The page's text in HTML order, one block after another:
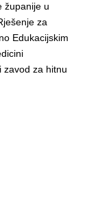
županije u
za
Edukacijskim
zavod za hitnu